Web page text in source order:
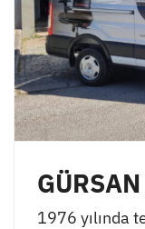
1976 yılında